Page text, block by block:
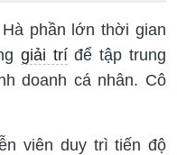
phần lớn thời gian
giải tríđể tập trung
doanh cá nhân. Cô
viên duy trì tiến độ